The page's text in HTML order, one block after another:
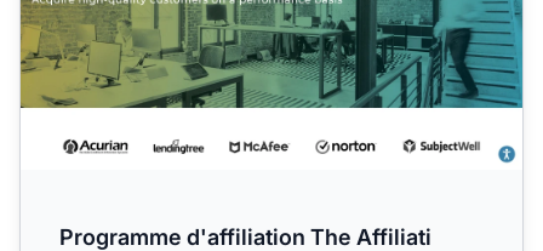
Programme d'affiliation The Affiliati